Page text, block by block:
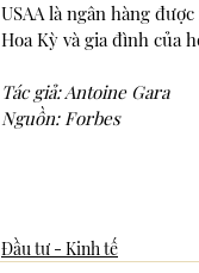
USAA là ngân hàng
Tác giả: Antoine Gara
Nguồn: Forbes
Đầu tư - Kinh tế